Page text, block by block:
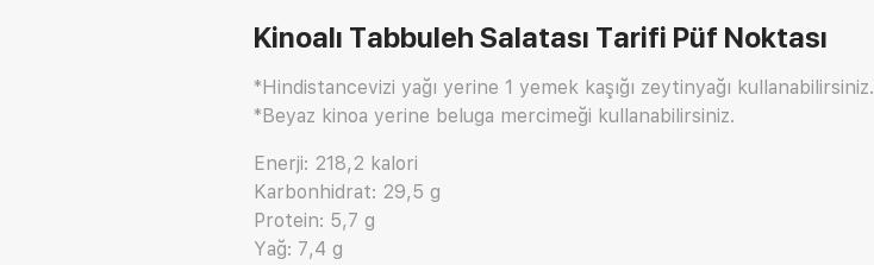
Kinoalı Tabbuleh Salatası Tarifi Püf Noktası
*Hindistancevizi yağı yerine 1 yemek kaşığı zeytinyağı kullanabilirsiniz.
*Beyaz kinoa yerine beluga mercimeği kullanabilirsiniz.
Enerji: 218,2 kalori
Karbonhidrat: 29,5 g
Protein: 5,7 g
Yağ: 7,4 g